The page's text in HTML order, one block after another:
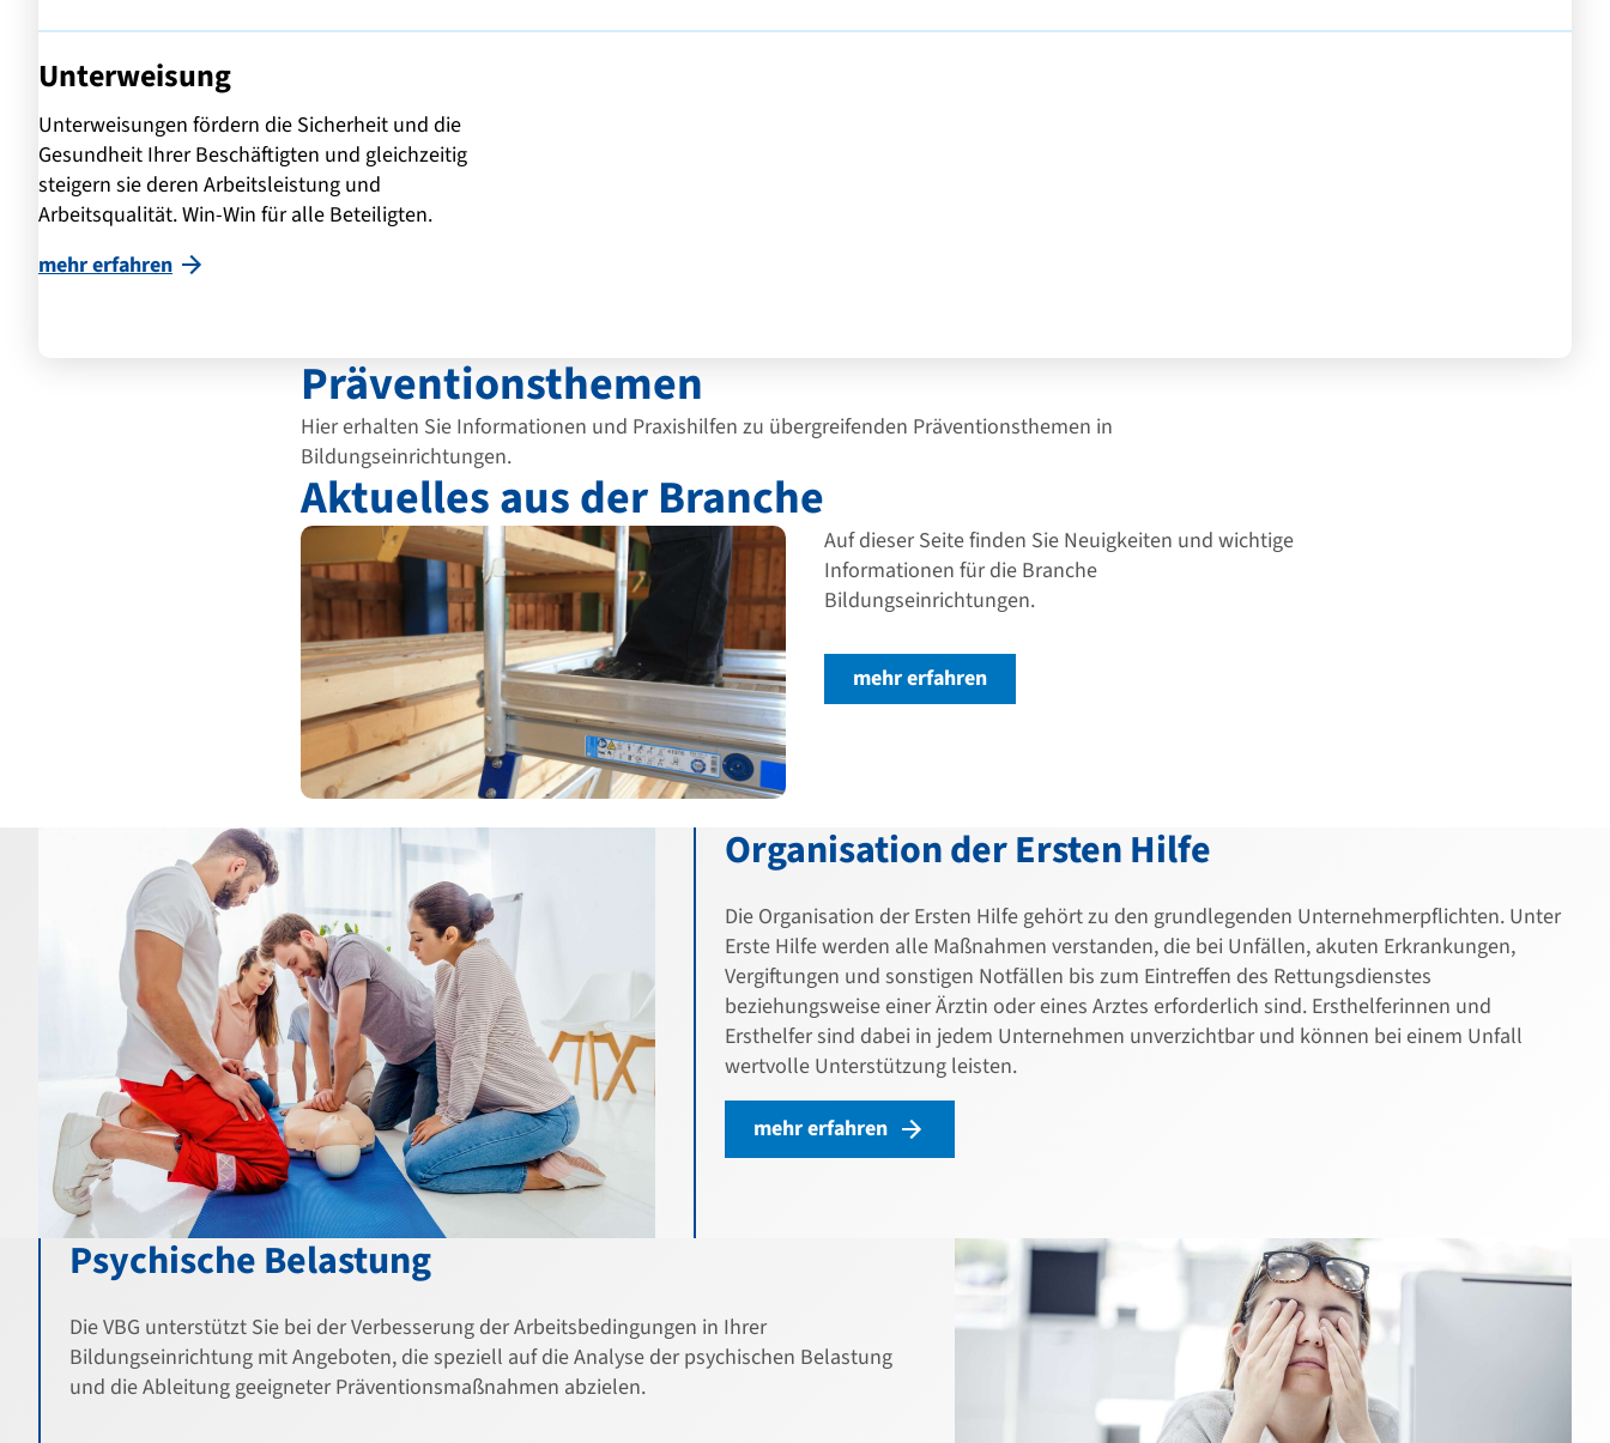
Unterweisung
Unterweisungen fördern die Sicherheit und die
Gesundheit Ihrer Beschäftigten und gleichzeitig
steigern sie deren Arbeitsleistung und
Arbeitsqualität. Win-Win für alle Beteiligten.
mehr erfahren
Präventionsthemen
Hier erhalten Sie Informationen und Praxishilfen zu übergreifenden Präventionsthemen in
Bildungseinrichtungen.
Aktuelles aus der Branche
Auf dieser Seite finden Sie Neuigkeiten und wichtige
Informationen für die Branche
Bildungseinrichtungen.
mehr erfahren
Organisation der Ersten Hilfe
Die Organisation der Ersten Hilfe gehört zu den grundlegenden Unternehmerpflichten. Unter
Erste Hilfe werden alle Maßnahmen verstanden, die bei Unfällen, akuten Erkrankungen,
Vergiftungen und sonstigen Notfällen bis zum Eintreffen des Rettungsdienstes
beziehungsweise einer Ärztin oder eines Arztes erforderlich sind. Ersthelferinnen und
Ersthelfer sind dabei in jedem Unternehmen unverzichtbar und können bei einem Unfall
wertvolle Unterstützung leisten.
mehr erfahren
Psychische Belastung
Die VBG unterstützt Sie bei der Verbesserung der Arbeitsbedingungen in Ihrer
Bildungseinrichtung mit Angeboten, die speziell auf die Analyse der psychischen Belastung
und die Ableitung geeigneter Präventionsmaßnahmen abzielen.